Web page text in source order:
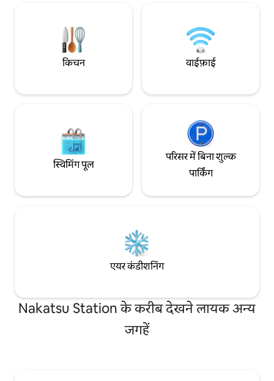
ज़्यादा 9 लोगों के ठहरने की जगह। नाम्बा तक सबवे
से 5 स्टॉप शिनसाईबाशी 4 सबवे स्टेशन शिंकनसेन
शिन - ओसाका स्टेशन मेट्रो से 2 स्टॉप क्योटो और
नारा ट्रेन से लगभग एक घंटे की दूरी पर हैं नागोया
घंटे की दूरी पर शिनकानसेन से टोक्यो जाने में लगभग
3 घंटे लगते हैं। आस-पास सुविधाजनक स्टोर,
रूम: सिंगल साइज़ का
बेड, ज़्यादा - से -
नाम्बा तक सबवे से 5
स्टेशन शिनकानसेन,
से लगभग 1 घंटे की
सुपरमार्केट, रेस्टोरेंट,
किचन वाईफ़ाई
स्विमिंग पूल
परिसर में बिना शुल्क
पार्किंग
एयर कंडीशनिंग
Nakatsu Station के करीब देखने लायक अन्य
जगहें